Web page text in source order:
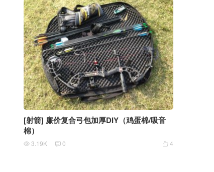
[射箭] 廉价复合弓包加厚DIY（鸡蛋棉/吸音
棉）
 4
 3.19K  0